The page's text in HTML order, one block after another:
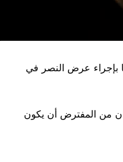
بإجراء عرض النصر في
من المفترض أن يكون